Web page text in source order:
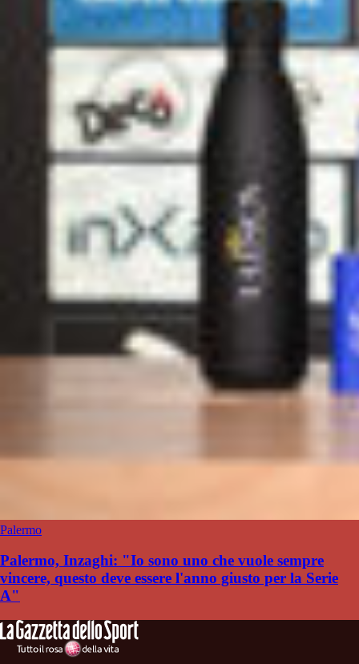
Palermo
Palermo, Inzaghi: "Io sono uno che vuole sempre
vincere, questo deve essere l'anno giusto per la Serie
A"